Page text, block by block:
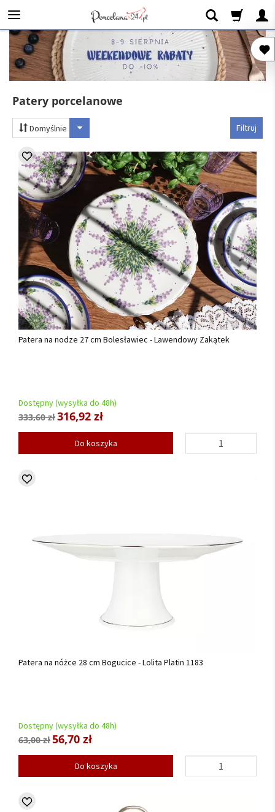
Patery porcelanowe
Filtruj
Domyślnie
Patera na nodze 27 cm Bolesławiec - Lawendowy Zakątek
Dostępny (wysyłka do 48h)
333,60 zł316,92 zł
Do koszyka
Patera na nóżce 28 cm Bogucice - Lolita Platin 1183
Dostępny (wysyłka do 48h)
63,00 zł56,70 zł
Do koszyka